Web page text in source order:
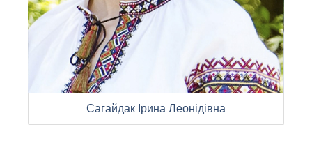
Сагайдак Ірина Леонідівна